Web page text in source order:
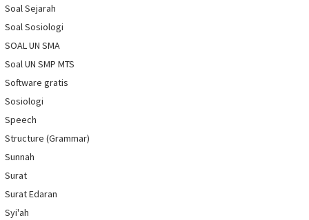
Soal Sejarah
Soal Sosiologi
SOAL UN SMA
Soal UN SMP MTS
Software gratis
Sosiologi
Speech
Structure (Grammar)
Sunnah
Surat
Surat Edaran
Syi'ah